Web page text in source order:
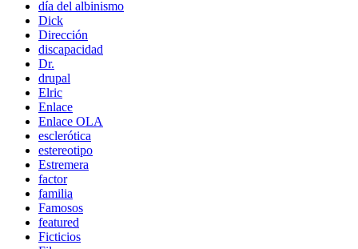
día del albinismo
Dick
Dirección
discapacidad
Dr.
drupal
Elric
Enlace
Enlace OLA
esclerótica
estereotipo
Estremera
factor
familia
Famosos
featured
Ficticios